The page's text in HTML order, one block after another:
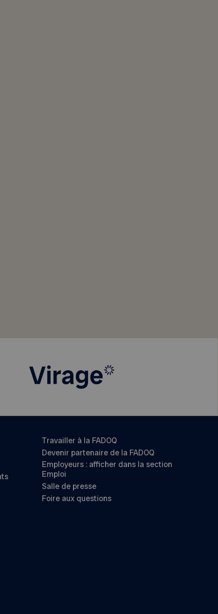
Travailler à la FADOQ
Devenir partenaire de la FADOQ
Employeurs : afficher dans la section
Emploi
Salle de presse
Foire aux questions